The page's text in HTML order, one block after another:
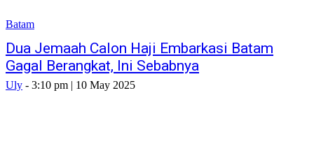
Batam
Dua Jemaah Calon Haji Embarkasi Batam
Gagal Berangkat, Ini Sebabnya
Uly - 3:10 pm | 10 May 2025